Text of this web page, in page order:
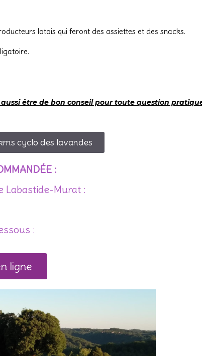
lotois qui feront des assiettes et des snacks.
être de bon conseil pour toute question
cyclo des lavandes
:
Labastide-Murat :
:
ligne